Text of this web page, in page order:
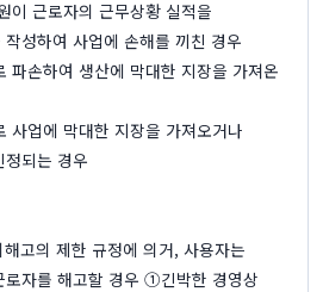
이 근로자의 근무상황 실적을
성하여 사업에 손해를 끼친 경우
손하여 생산에 막대한 지장을 가져온
업에 막대한 지장을 가져오거나
인정되는 경우
고의 제한 규정에 의거, 사용자는
로자를 해고할 경우 ①긴박한 경영상